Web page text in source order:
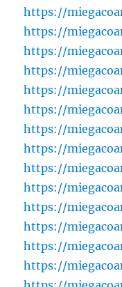
https://
https://
https://
https://
https://
https://
https://
https://
https://
https://
https://
https://
https://
https://